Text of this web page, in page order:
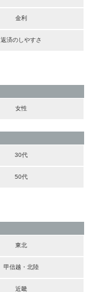
金利
返済のしやすさ
女性
30代
50代
東北
甲信越・北陸
近畿